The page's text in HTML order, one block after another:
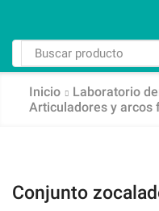
Inicio
Laboratorio
Articuladores y arcos
Conjunto